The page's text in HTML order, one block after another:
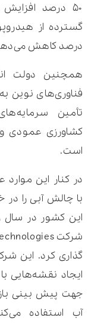
۵۰ درصد
درصد کاهش
همچنین دولت
فناوری‌های نوین
تأمین
کشاورزی عمودی
است.
در کنار این
با چالش آبی را
گذاری کرد. این
ایجاد نقشه‌هایی
جهت پیش بینی
آب استفاده